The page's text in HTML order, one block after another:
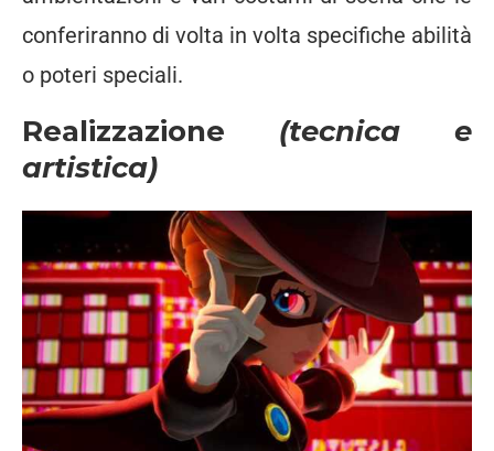
conferiranno di volta in volta specifiche abilità
o poteri speciali.
Realizzazione (tecnica e
artistica)